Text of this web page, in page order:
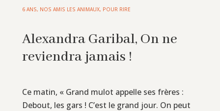
6 ANS, NOS AMIS LES ANIMAUX, POUR RIRE
Alexandra Garibal, On ne
reviendra jamais !
Ce matin, « Grand mulot appelle ses frères :
Debout, les gars ! C’est le grand jour. On peut